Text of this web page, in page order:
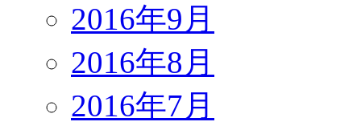
2016年9月
2016年8月
2016年7月